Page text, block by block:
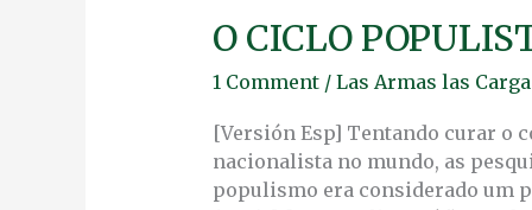
O CICLO
1 Comment / Las Armas las
[Versión Esp] Tentando curar o
nacionalista no mundo, as
populismo era considerado um
O
CICLO
POPULISTA
AMERICANO